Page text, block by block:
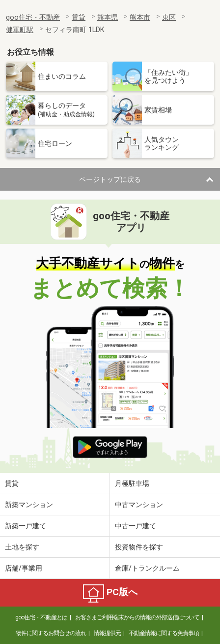
goo住宅・不動産 賃貸 熊本県 熊本市
東区
健軍町駅
セフィラ南町 1LDK
お役立ち情報
住まいのコラム
「住みたい街」
を見つけよう
暮らしのデータ
(補助金・助成金情報)
家賃相場
住宅ローン
人気タウン
ランキング
ページトップに戻る
goo住宅・不動産
アプリ
大手不動産サイトの物件を
まとめて検索！
賃貸 月極駐車場
新築マンション 中古マンション
新築一戸建て 中古一戸建て
土地を探す 投資物件を探す
店舗/事業用 倉庫/トランクルーム
PC版へ
goo住宅・不動産とは お客さまご利用端末からの情報の外部送信について
物件に関するお問合せの流れ 情報提供元 不動産情報に関する免責事項